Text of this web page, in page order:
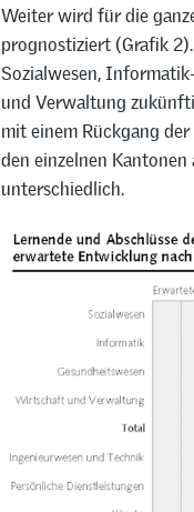
Weiter wird für die
prognostiziert (Grafik
Sozialwesen,
und Verwaltung
mit einem Rückgang
den einzelnen
unterschiedlich.